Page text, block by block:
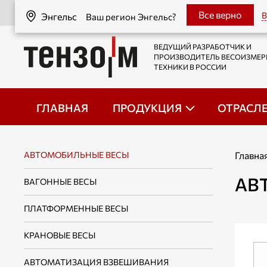
Энгельс Ваш регион Энгельс?
Энгельс Все верно
ВЕДУЩИЙ РАЗРАБОТЧИК И
ПРОИЗВОДИТЕЛЬ
ТЕХНИКИ В РОССИИ
ГЛАВНАЯ ПРОДУКЦИЯ
АВТОМОБИЛЬНЫЕ ВЕСЫ
ВАГОННЫЕ ВЕСЫ
ПЛАТФОРМЕННЫЕ ВЕСЫ
КРАНОВЫЕ ВЕСЫ
АВТОМАТИЗАЦИЯ ВЗВЕШИВАНИЯ